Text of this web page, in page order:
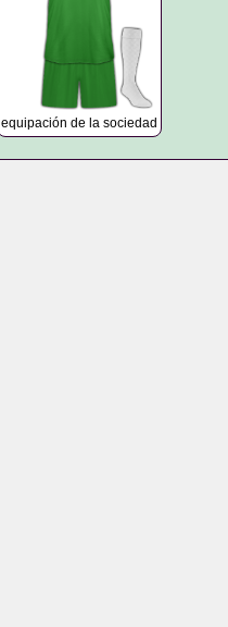
equipación de la sociedad